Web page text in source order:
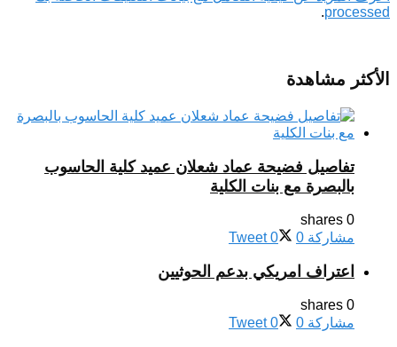
processed
.
الأكثر مشاهدة
تفاصيل فضيحة عماد شعلان عميد كلية الحاسوب
بالبصرة مع بنات الكلية
0 shares
مشاركة 0
Tweet 0
اعتراف امريكي بدعم الحوثيين
0 shares
مشاركة 0
Tweet 0